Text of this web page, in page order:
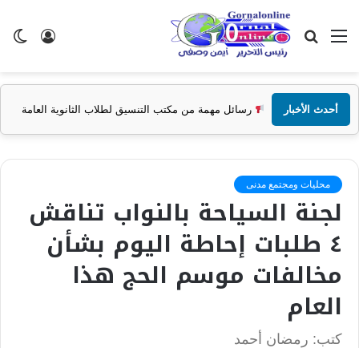
تسجيل
القائمة بحث
عن
أحدث الأخباررسائل مهمة من مكتب التنسيق لطلاب الثانوية العامة
محليات ومجتمع مدنى
لجنة السياحة بالنواب تناقش
٤ طلبات إحاطة اليوم بشأن
مخالفات موسم الحج هذا
العام
كتب: رمضان أحمد